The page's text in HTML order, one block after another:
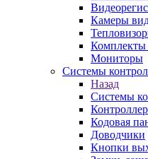
Камеры
Комплекты
Мониторы
Системы
Назад
Системы
Кодовая
Доводчики
Кнопки